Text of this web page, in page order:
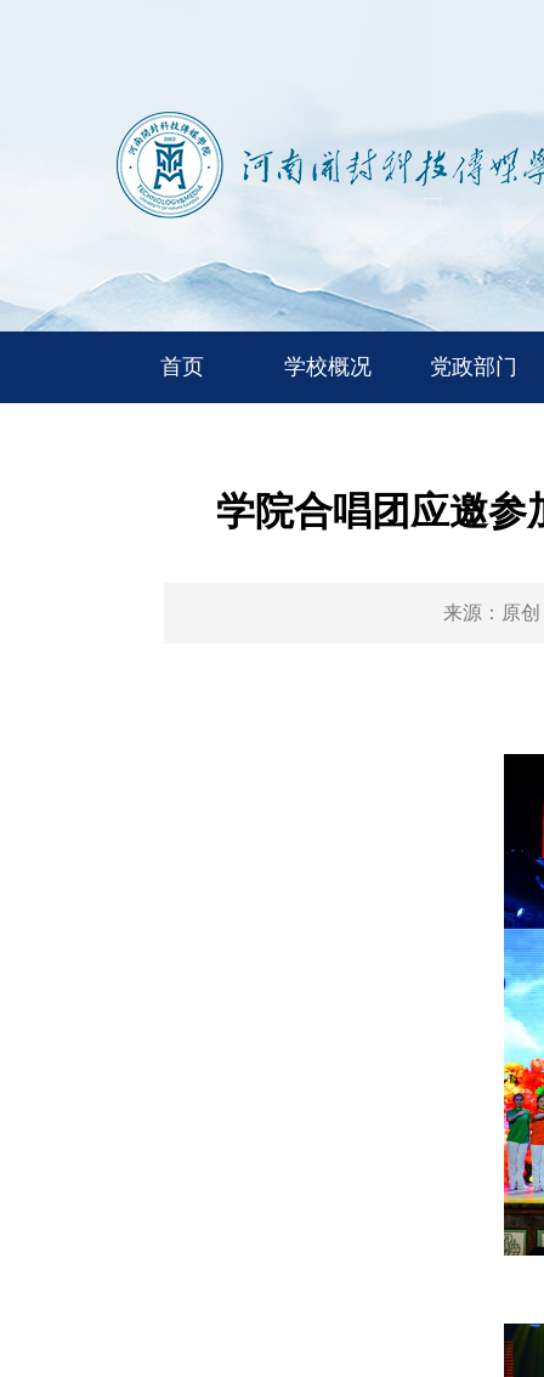
首页 学校概况 党政部门
学院合唱团应邀参
来源： 原创